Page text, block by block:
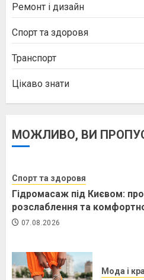
Ремонт і дизайн
Спорт та здоровя
Транспорт
Цікаво знати
МОЖЛИВО, ВИ
Спорт та здоровя
Гідромасаж під Києвом:
розслаблення та
07.08.2026
Мода і